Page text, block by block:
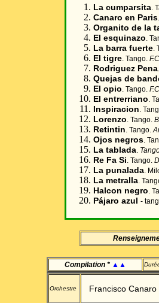
La cumparsita.
Canaro en Paris
Organito de la
El esquinazo.
La barra fuerte.
El tigre. Tango.
Rodriguez Pena
Quejas de
El opio. Tango.
El entrerriano.
Inspiracion.
Lorenzo. Tango.
Retintin. Tango.
Ojos negros.
La tablada.
Re Fa Si. Tango.
La punalada.
La metralla.
Halcon negro.
Pájaro azul -
Compilation * ▲▲
Orchestre Francisco Canaro